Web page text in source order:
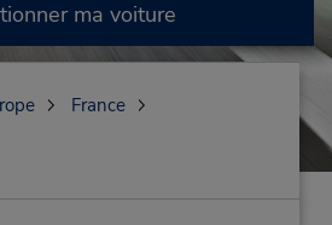
ma voiture
France